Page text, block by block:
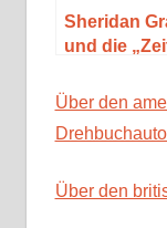
Sheridan
und die
von Nele
Über den
Über den